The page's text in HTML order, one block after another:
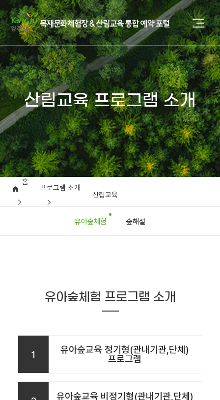
산림교육 프로그램 소개
홈
프로그램 소개
산림교육
유아숲체험 숲해설
유아숲체험 프로그램 소개
1
유아숲교육 정기형(관내기관,단체)
프로그램
유아숲교육 비정기형(관내기관,단체)